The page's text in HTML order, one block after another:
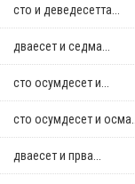
сто и деведесетта...
дваесет и седма...
сто осумдесет и...
сто осумдесет и осма...
дваесет и прва...